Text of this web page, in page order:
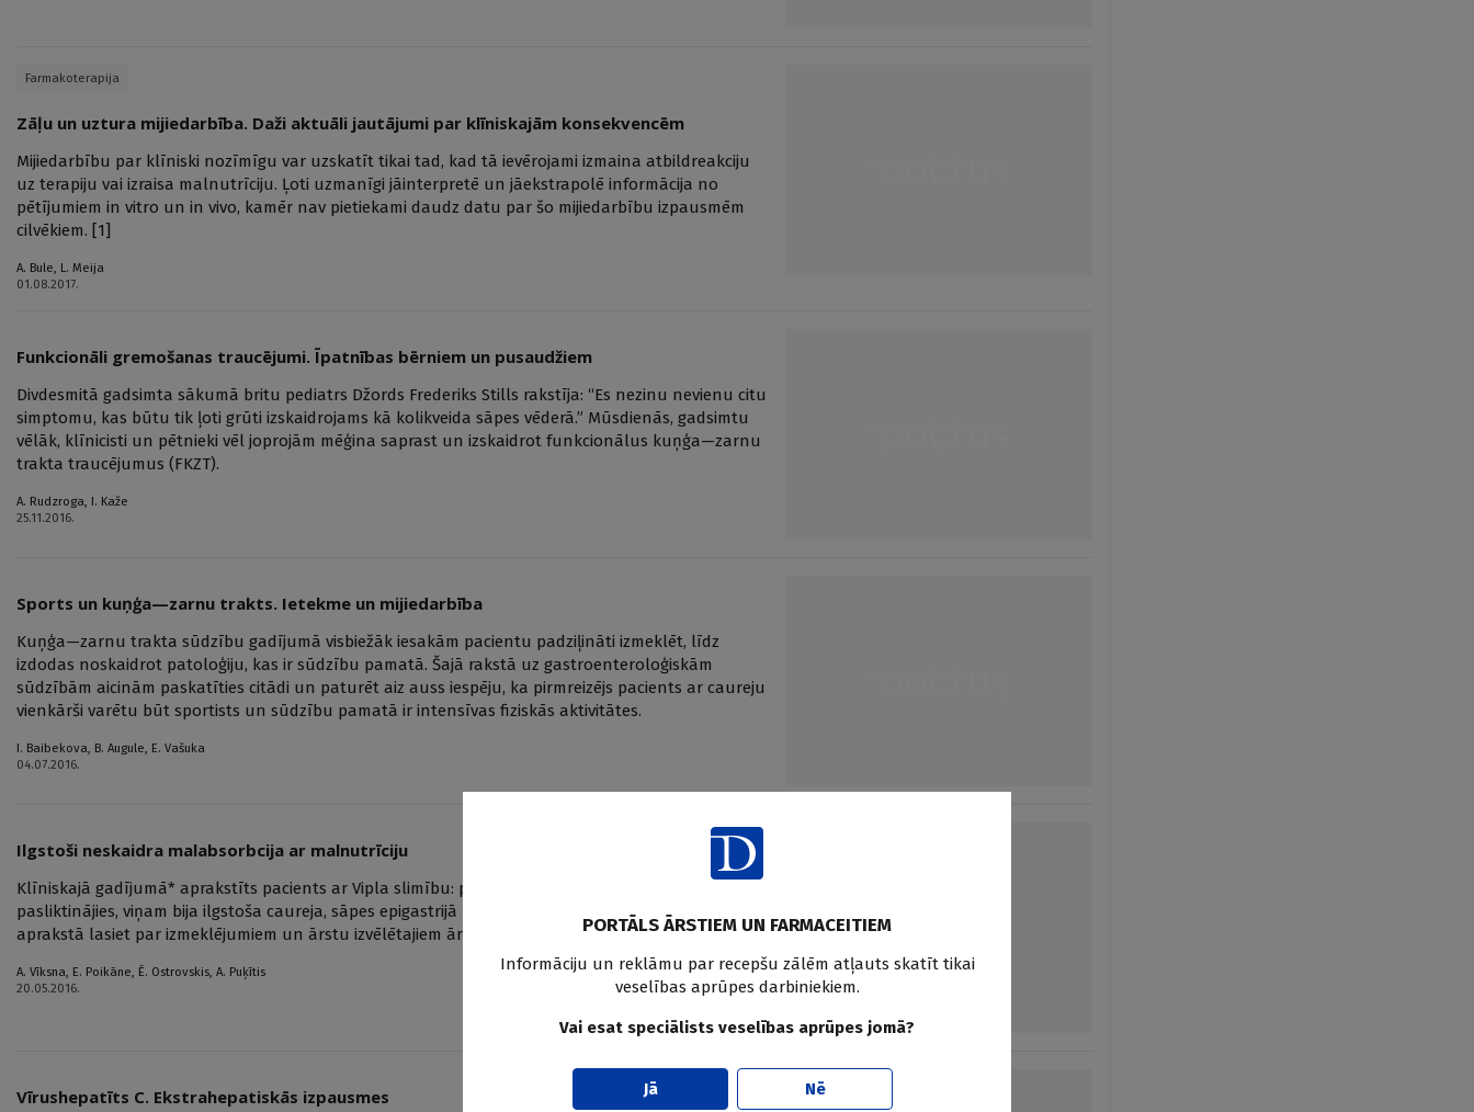
Farmakoterapija
Zāļu un uztura mijiedarbība. Daži aktuāli jautājumi par klīniskajām konsekvencēm
Mijiedarbību par klīniski nozīmīgu var uzskatīt tikai tad, kad tā ievērojami izmaina atbildreakciju
uz terapiju vai izraisa malnutrīciju. Ļoti uzmanīgi jāinterpretē un jāekstrapolē informācija no
pētījumiem in vitro un in vivo, kamēr nav pietiekami daudz datu par šo mijiedarbību izpausmēm
cilvēkiem. [1]
A. Bule L. Meija
01.08.2017.
Funkcionāli gremošanas traucējumi. Īpatnības bērniem un pusaudžiem
Divdesmitā gadsimta sākumā britu pediatrs Džords Frederiks Stills rakstīja: “Es nezinu nevienu citu
simptomu, kas būtu tik ļoti grūti izskaidrojams kā kolikveida sāpes vēderā.” Mūsdienās, gadsimtu
vēlāk, klīnicisti un pētnieki vēl joprojām mēģina saprast un izskaidrot funkcionālus kuņģa—zarnu
trakta traucējumus (FKZT).
A. Rudzroga I. Kaže
25.11.2016.
Sports un kuņģa—zarnu trakts. Ietekme un mijiedarbība
Kuņģa—zarnu trakta sūdzību gadījumā visbiežāk iesakām pacientu padziļināti izmeklēt, līdz
izdodas noskaidrot patoloģiju, kas ir sūdzību pamatā. Šajā rakstā uz gastroenteroloģiskām
sūdzībām aicinām paskatīties citādi un paturēt aiz auss iespēju, ka pirmreizējs pacients ar caureju
vienkārši varētu būt sportists un sūdzību pamatā ir intensīvas fiziskās aktivitātes.
I. Baibekova B. Augule E. Vašuka
04.07.2016.
Ilgstoši neskaidra malabsorbcija ar malnutrīciju
Klīniskajā gadījumā* aprakstīts pacients ar Vipla slimību: pacienta stāvoklis pakāpeniski
pasliktinājies, viņam bija ilgstoša caureja, sāpes epigastrijā un svara zudums. Klīniskā gadījuma
aprakstā lasiet par izmeklējumiem un ārstu izvēlētajiem ārstēšanas veidiem.
A. Vīksna E. Poikāne Ē. Ostrovskis A. Puķītis
20.05.2016.
Vīrushepatīts C. Ekstrahepatiskās izpausmes
PORTĀLS ĀRSTIEM UN FARMACEITIEM
Informāciju un reklāmu par recepšu zālēm atļauts skatīt tikai
veselības aprūpes darbiniekiem.
Vai esat speciālists veselības aprūpes jomā?
Jā Nē